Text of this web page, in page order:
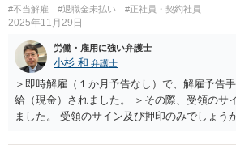
度、雇用契約書や就業規則などを持参の上、
みてはいかがでしょうか。
#不当解雇 #退職金未払い #正社員・契約社員
2025年11月29日
労働・雇用に強い弁護士
小杉 和 弁護士
＞即時解雇（１か月予告なし）で、解雇予告
給（現金）されました。 ＞その際、受領のサ
ました。 受領のサイン及び押印のみでしょう
は相当苦しいスタートになり、最悪解雇を争